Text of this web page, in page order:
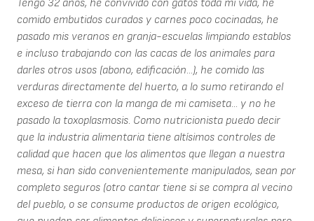
Tengo 32 años, he convivido con gatos toda mi vida, he
comido embutidos curados y carnes poco cocinadas, he
pasado mis veranos en granja-escuelas limpiando establos
e incluso trabajando con las cacas de los animales para
darles otros usos (abono, edificación...), he comido las
verduras directamente del huerto, a lo sumo retirando el
exceso de tierra con la manga de mi camiseta... y no he
pasado la toxoplasmosis. Como nutricionista puedo decir
que la industria alimentaria tiene altísimos controles de
calidad que hacen que los alimentos que llegan a nuestra
mesa, si han sido convenientemente manipulados, sean por
completo seguros (otro cantar tiene si se compra al vecino
del pueblo, o se consume productos de origen ecológico,